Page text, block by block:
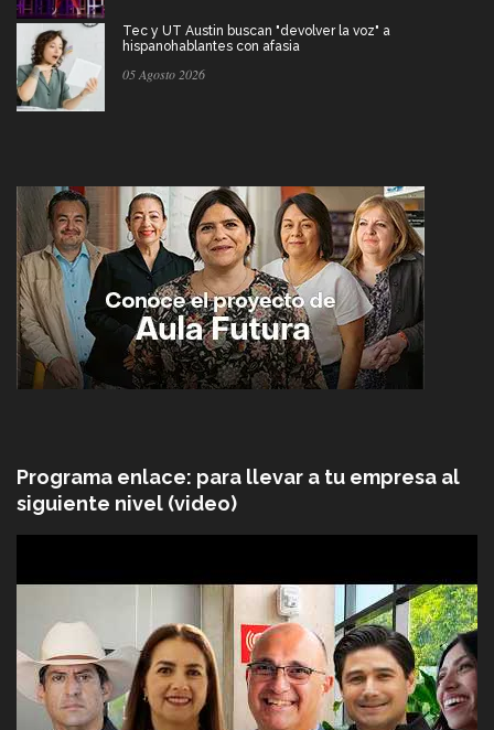
Tec y UT Austin buscan "devolver la voz" a
hispanohablantes con afasia
05 Agosto 2026
Programa enlace: para llevar a tu empresa al
siguiente nivel (video)